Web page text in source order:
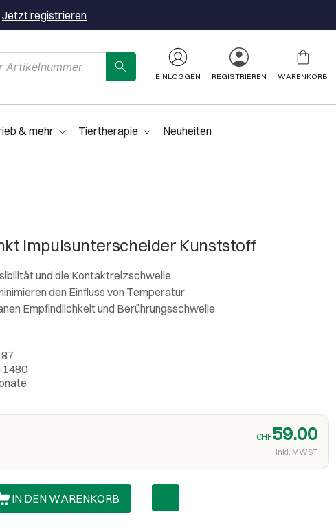
Jetzt registrieren
EINLOGGEN REGISTRIEREN WARENKORB
& mehr Tiertherapie Neuheiten
Impulsunterscheider Kunststoff
und die Kontaktreizschwelle
den Einfluss von Temperatur
Empfindlichkeit und Berührungsschwelle
1480
CHF59.00
inkl. MWST
IN DEN WARENKORB